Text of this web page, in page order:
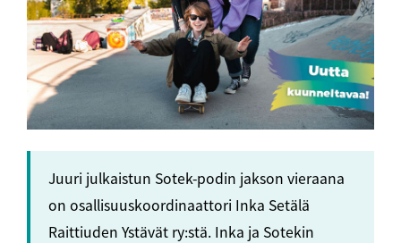
Juuri julkaistun Sotek-podin jakson vieraana
on osallisuuskoordinaattori Inka Setälä
Raittiuden Ystävät ry:stä. Inka ja Sotekin